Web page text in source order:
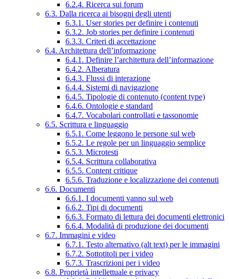
6.2.4. Ricerca sui forum
6.3. Dalla ricerca ai bisogni degli utenti
6.3.1. User stories per definire i contenuti
6.3.2. Job stories per definire i contenuti
6.3.3. Criteri di accettazione
6.4. Architettura dell’informazione
6.4.1. Definire l’architettura dell’informazione
6.4.2. Alberatura
6.4.3. Flussi di interazione
6.4.4. Sistemi di navigazione
6.4.5. Tipologie di contenuto (content type)
6.4.6. Ontologie e standard
6.4.7. Vocabolari controllati e tassonomie
6.5. Scrittura e linguaggio
6.5.1. Come leggono le persone sul web
6.5.2. Le regole per un linguaggio semplice
6.5.3. Microtesti
6.5.4. Scrittura collaborativa
6.5.5. Content critique
6.5.6. Traduzione e localizzazione dei contenuti
6.6. Documenti
6.6.1. I documenti vanno sul web
6.6.2. Tipi di documenti
6.6.3. Formato di lettura dei documenti elettronici
6.6.4. Modalità di produzione dei documenti
6.7. Immagini e video
6.7.1. Testo alternativo (alt text) per le immagini
6.7.2. Sottotitoli per i video
6.7.3. Trascrizioni per i video
6.8. Proprietà intellettuale e privacy